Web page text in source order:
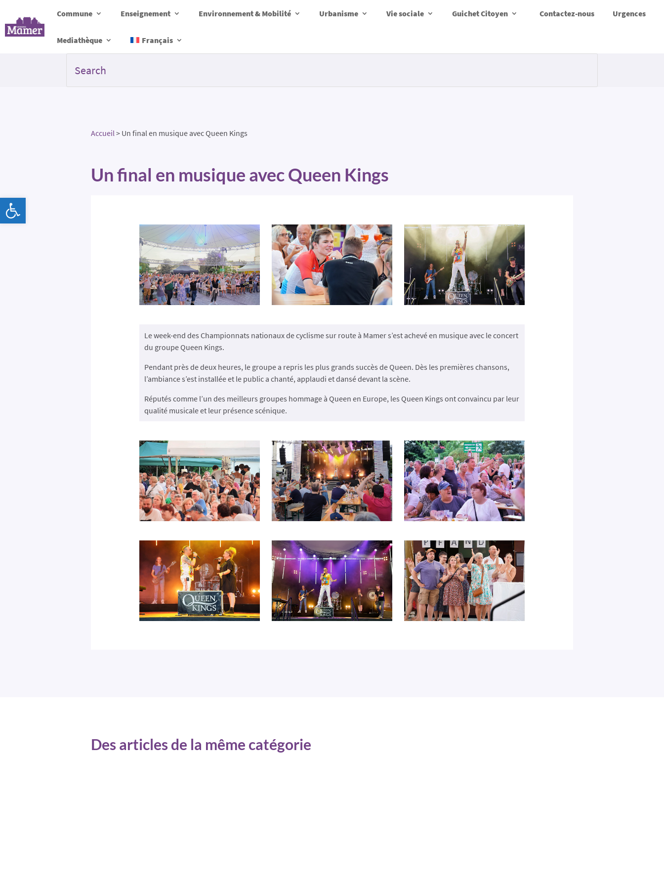
Commune Enseignement Environnement & Mobilité Urbanisme Vie sociale Guichet Citoyen Contactez-nous Urgences
Mediathèque Français
Accueil> Un final en musique avec Queen Kings
Un final en musique avec Queen Kings
Le week-end des Championnats nationaux de cyclisme sur route à Mamer s’est achevé en musique avec le concert
du groupe Queen Kings.
Pendant près de deux heures, le groupe a repris les plus grands succès de Queen. Dès les premières chansons,
l’ambiance s’est installée et le public a chanté, applaudi et dansé devant la scène.
Réputés comme l’un des meilleurs groupes hommage à Queen en Europe, les Queen Kings ont convaincu par leur
qualité musicale et leur présence scénique.
Des articles de la même catégorie
Ouvrir la barre d’outils